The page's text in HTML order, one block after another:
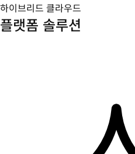
하이브리드 클라우드
플랫폼 솔루션